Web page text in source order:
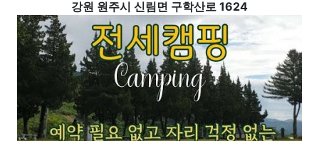
강원 원주시 신림면 구학산로 1624